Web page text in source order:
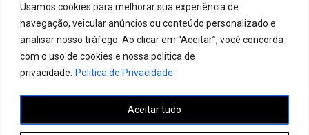
Usamos cookies para melhorar sua experiência de
navegação, veicular anúncios ou conteúdo personalizado e
analisar nosso tráfego. Ao clicar em “Aceitar”, você concorda
com o uso de cookies e nossa politica de
privacidade. Politica de Privacidade
Aceitar tudo
Ao acessar este site, você concorda com nossos
Termos de Uso e Política de Privacidade. Este site
pode conter links patrocinados, incluindo do Google
AdSense, e links de afiliados. Podemos receber uma
comissão por vendas feitas através desses links. o
conteúdo aqui presente, incluindo textos, é protegido
por direitos autorais e não pode ser reproduzido,